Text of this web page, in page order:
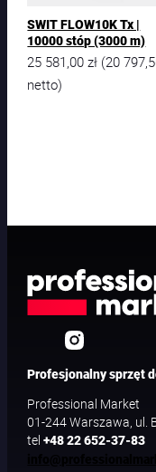
SWIT FLOW10K Tx |
10000 stóp (3000 m)
25 581,00zł (20
netto)
Profesjonalny sprzęt
Professional Market
01-244 Warszawa, ul.
tel+48 22 652-37-83